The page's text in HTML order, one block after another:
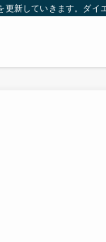
新していきます。ダ